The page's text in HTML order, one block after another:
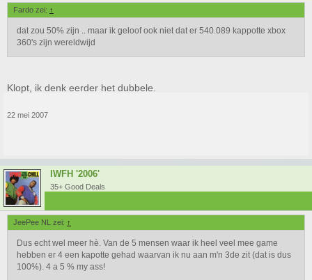
Fardo zei: ↑
dat zou 50% zijn .. maar ik geloof ook niet dat er 540.089 kappotte xbox
360's zijn wereldwijd
Klopt, ik denk eerder het dubbele.
22 mei 2007
IWFH '2006'
35+ Good Deals
JeePee NL zei: ↑
Dus echt wel meer hè. Van de 5 mensen waar ik heel veel mee game
hebben er 4 een kapotte gehad waarvan ik nu aan m'n 3de zit (dat is dus
100%). 4 a 5 % my ass!